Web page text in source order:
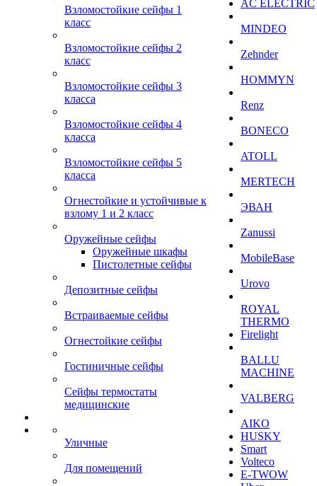
Взломостойкие сейфы 1
класс
Взломостойкие сейфы 2
класс
Взломостойкие сейфы 3
класса
Взломостойкие сейфы 4
класса
Взломостойкие сейфы 5
класса
Огнестойкие и устойчивые к
взлому 1 и 2 класс
Оружейные сейфы
Оружейные шкафы
Пистолетные сейфы
Депозитные сейфы
Встраиваемые сейфы
Огнестойкие сейфы
Гостиничные сейфы
Сейфы термостаты
медицинские
Уличные
Для помещений
AC ELECTRIC
MINDEO
Zehnder
HOMMYN
Renz
BONECO
ATOLL
MERTECH
ЭВАН
Zanussi
MobileBase
Urovo
ROYAL
THERMO
Firelight
BALLU
MACHINE
VALBERG
AIKO
HUSKY
Smart
Volteco
E-TWOW